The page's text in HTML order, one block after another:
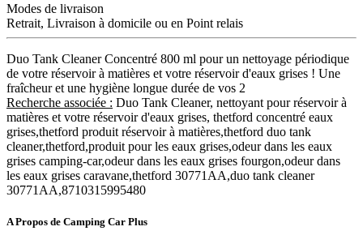
Modes de livraison
Retrait, Livraison à domicile ou en Point relais
Duo Tank Cleaner Concentré 800 ml pour un nettoyage périodique
de votre réservoir à matières et votre réservoir d'eaux grises ! Une
fraîcheur et une hygiène longue durée de vos 2
Recherche associée : Duo Tank Cleaner, nettoyant pour réservoir à
matières et votre réservoir d'eaux grises, thetford concentré eaux
grises,thetford produit réservoir à matières,thetford duo tank
cleaner,thetford,produit pour les eaux grises,odeur dans les eaux
grises camping-car,odeur dans les eaux grises fourgon,odeur dans
les eaux grises caravane,thetford 30771AA,duo tank cleaner
30771AA,8710315995480
A Propos de Camping Car Plus